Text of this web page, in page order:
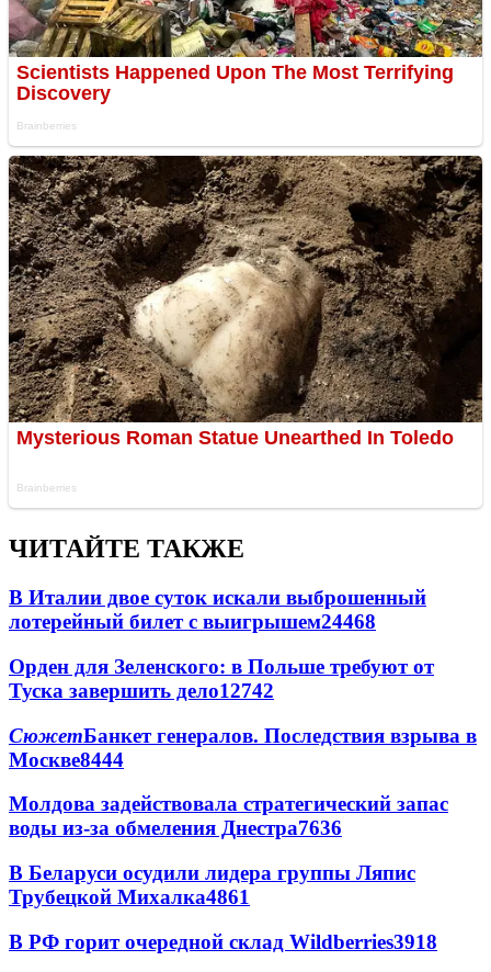
ЧИТАЙТЕ ТАКЖЕ
В Италии двое суток искали выброшенный
лотерейный билет с выигрышем24468
Орден для Зеленского: в Польше требуют от
Туска завершить дело12742
СюжетБанкет генералов. Последствия взрыва в
Москве8444
Молдова задействовала стратегический запас
воды из-за обмеления Днестра7636
В Беларуси осудили лидера группы Ляпис
Трубецкой Михалка4861
В РФ горит очередной склад Wildberries3918